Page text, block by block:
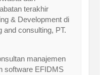
terakhir
& Development di
and consulting, PT.
manajemen
software EFIDMS